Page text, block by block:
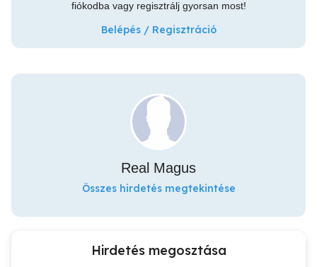
fiókodba vagy regisztrálj gyorsan most!
Belépés / Regisztráció
Real Magus
Összes hirdetés megtekintése
Hirdetés megosztása